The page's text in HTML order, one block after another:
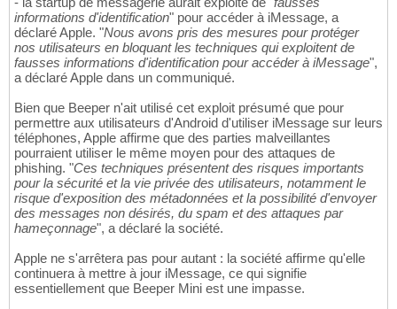
informations d'identification" pour accéder à iMessage, a
déclaré Apple. "Nous avons pris des mesures pour protéger
nos utilisateurs en bloquant les techniques qui exploitent de
fausses informations d'identification pour accéder à iMessage",
a déclaré Apple dans un communiqué.
Bien que Beeper n'ait utilisé cet exploit présumé que pour
permettre aux utilisateurs d'Android d'utiliser iMessage sur leurs
téléphones, Apple affirme que des parties malveillantes
pourraient utiliser le même moyen pour des attaques de
phishing. "Ces techniques présentent des risques importants
pour la sécurité et la vie privée des utilisateurs, notamment le
risque d'exposition des métadonnées et la possibilité d'envoyer
des messages non désirés, du spam et des attaques par
hameçonnage", a déclaré la société.
Apple ne s'arrêtera pas pour autant : la société affirme qu'elle
continuera à mettre à jour iMessage, ce qui signifie
essentiellement que Beeper Mini est une impasse.